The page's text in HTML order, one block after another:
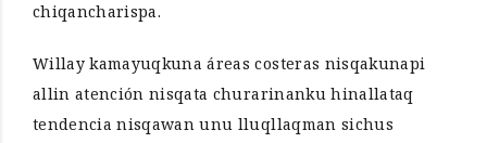
chiqancharispa.
Willay kamayuqkuna áreas costeras nisqakunapi
allin atención nisqata churarinanku hinallataq
tendencia nisqawan unu lluqllaqman sichus